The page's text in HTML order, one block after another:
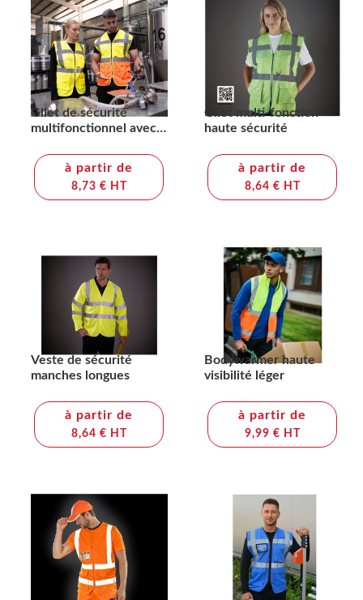
Gilet de sécurité
multifonctionnel avec
à partir de
8,73 € HT
Gilet multi-fonction
haute sécurité
à partir de
8,64 € HT
Veste de sécurité
manches longues
à partir de
8,64 € HT
Bodywarmer haute
visibilité léger
à partir de
9,99 € HT